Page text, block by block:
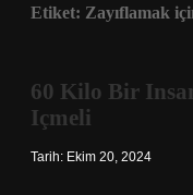
Etiket: Zayıflamak
60 Kilo Bir
Içmeli
Tarih: Ekim 20, 2024